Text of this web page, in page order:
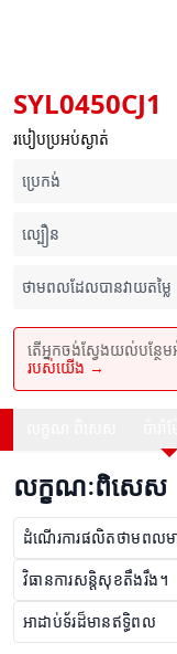
SYL0450CJ1
របៀបប្រអប់ស្ងាត់
ប្រេកង់
ល្បឿន
ថាមពលដែលបានវាយតម្លៃ
តើអ្នកចង់ស្វែងយល់បន្ថ
របស់យើង →
លក្ខណៈពិសេស
ដំណើរការផលិតថាមពលមា
វិធានការសន្តិសុខតឹងរឹង។
អាដាប់ទ័រដ៏មានឥទ្ធិពល